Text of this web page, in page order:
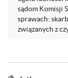
sądom Komisji
sprawach:
związanych z